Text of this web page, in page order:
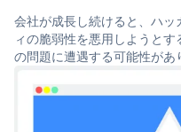
会社が成長し続けると、ハ
ィの脆弱性を悪用しようと
の問題に遭遇する可能性があ